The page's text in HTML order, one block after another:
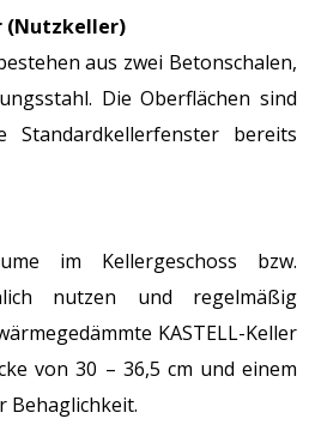
(Nutzkeller)
aus zwei Betonschalen,
Die Oberflächen sind
Standardkellerfenster bereits
im Kellergeschoss bzw.
nutzen und regelmäßig
KASTELL-Keller
von 30 – 36,5 cm und einem
Behaglichkeit.